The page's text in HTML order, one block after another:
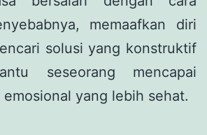
memaafkan diri
solusi yang konstruktif
seseorang mencapai
yang lebih sehat.